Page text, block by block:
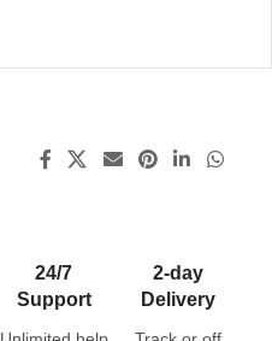
24/7
Support
2-day
Delivery